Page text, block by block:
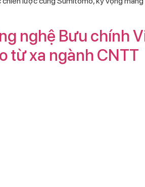
nghệ Bưu chính
từ xa ngành CNTT